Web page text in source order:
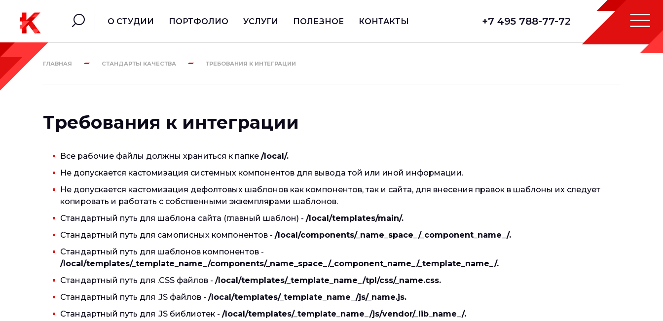
О СТУДИИ ПОРТФОЛИО УСЛУГИ ПОЛЕЗНОЕ КОНТАКТЫ +7 495 788-77-72
ГЛАВНАЯ СТАНДАРТЫ КАЧЕСТВА ТРЕБОВАНИЯ К ИНТЕГРАЦИИ
Требования к интеграции
Все рабочие файлы должны храниться к папке /local/.
Не допускается кастомизация системных компонентов для вывода той или иной информации.
Не допускается кастомизация дефолтовых шаблонов как компонентов, так и сайта, для внесения правок в шаблоны их следует
копировать и работать с собственными экземплярами шаблонов.
Стандартный путь для шаблона сайта (главный шаблон) - /local/templates/main/.
Стандартный путь для самописных компонентов - /local/components/_name_space_/_component_name_/.
Стандартный путь для шаблонов компонентов -
/local/templates/_template_name_/components/_name_space_/_component_name_/_template_name_/.
Стандартный путь для .CSS файлов - /local/templates/_template_name_/tpl/css/_name.css.
Стандартный путь для .JS файлов - /local/templates/_template_name_/js/_name.js.
Стандартный путь для .JS библиотек - /local/templates/_template_name_/js/vendor/_lib_name_/.